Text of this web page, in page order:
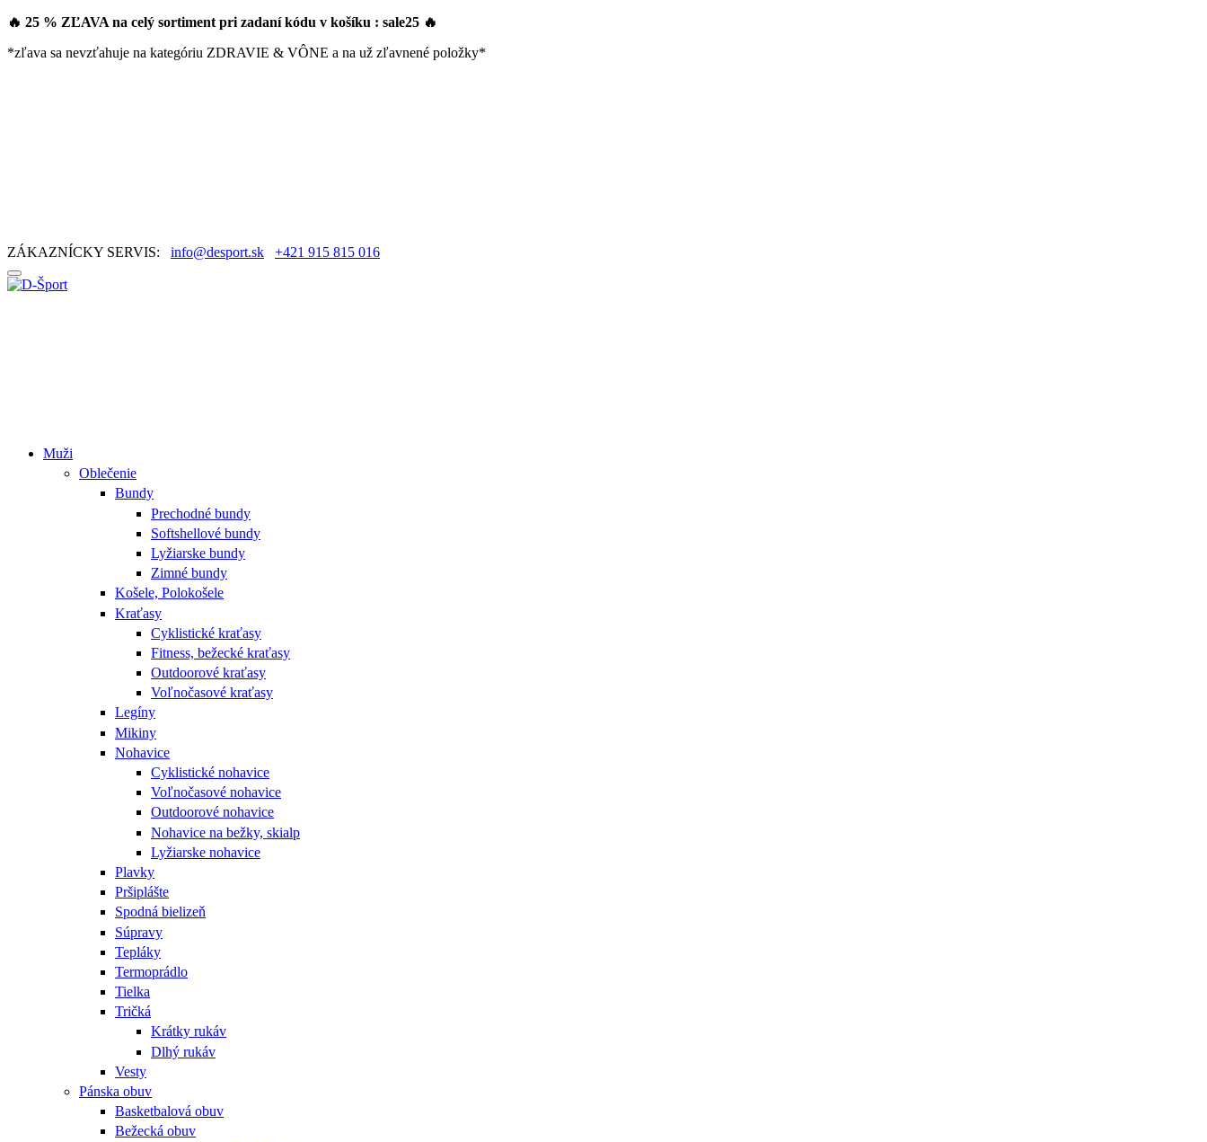
🔥 25 % ZĽAVA na celý sortiment pri zadaní kódu v košíku : sale25 🔥
*zľava sa nevzťahuje na kategóriu ZDRAVIE & VÔNE a na už zľavnené položky*
ZÁKAZNÍCKY SERVIS: info@desport.sk +421 915 815 016
Muži
Oblečenie
Bundy
Prechodné bundy
Softshellové bundy
Lyžiarske bundy
Zimné bundy
Košele, Polokošele
Kraťasy
Cyklistické kraťasy
Fitness, bežecké kraťasy
Outdoorové kraťasy
Voľnočasové kraťasy
Legíny
Mikiny
Nohavice
Cyklistické nohavice
Voľnočasové nohavice
Outdoorové nohavice
Nohavice na bežky, skialp
Lyžiarske nohavice
Plavky
Pršiplášte
Spodná bielizeň
Súpravy
Tepláky
Termoprádlo
Tielka
Tričká
Krátky rukáv
Dlhý rukáv
Vesty
Pánska obuv
Basketbalová obuv
Bežecká obuv